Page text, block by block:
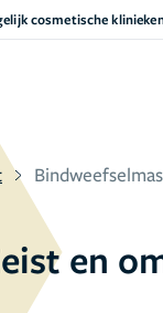
cosmetische
en